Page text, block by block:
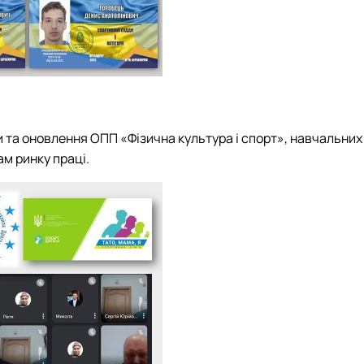
оновлення ОПП «Фізична культура і спорт»,
ринку праці.